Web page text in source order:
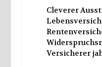
Cleverer
Versicherer